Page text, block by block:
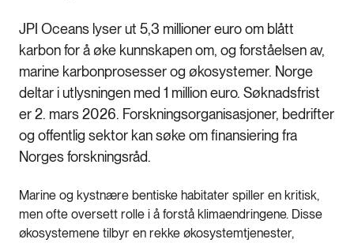
JPI Oceans lyser ut 5,3 millioner euro om blått
karbon for å øke kunnskapen om, og forståelsen av,
marine karbonprosesser og økosystemer. Norge
deltar i utlysningen med 1 million euro. Søknadsfrist
er 2. mars 2026. Forskningsorganisasjoner, bedrifter
og offentlig sektor kan søke om finansiering fra
Norges forskningsråd.
Marine og kystnære bentiske habitater spiller en kritisk,
men ofte oversett rolle i å forstå klimaendringene. Disse
økosystemene tilbyr en rekke økosystemtjenester,